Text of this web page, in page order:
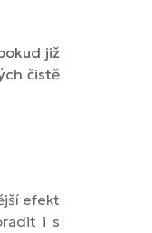
již
čistě
efekt
i s